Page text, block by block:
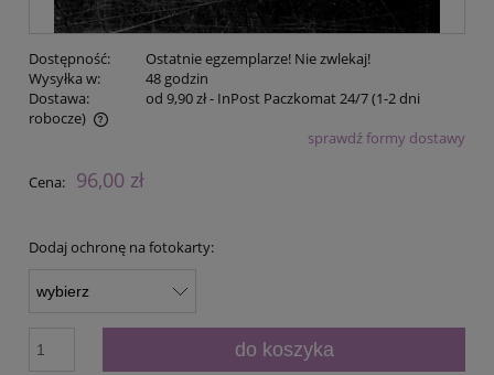
Dostępność:
Ostatnie egzemplarze! Nie zwlekaj!
Wysyłka w:
48 godzin
Dostawa:
od 9,90 zł- InPost Paczkomat 24/7 (1-2 dni
robocze)
Cena nie zawiera ewentualnych kosztów płatnościsprawdź formy dostawy
Cena: 96,00 zł
Dodaj ochronę na fotokarty:
do koszyka